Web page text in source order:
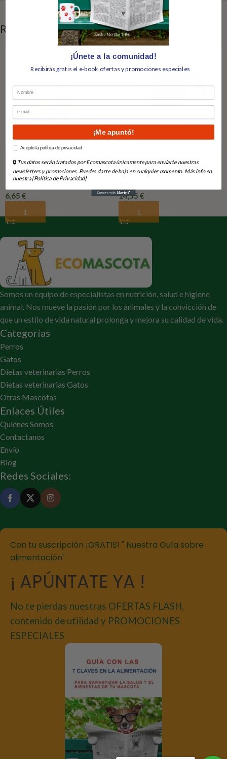
RELATED PRODUCTS
En Stock
6,65 €
Añadir Al Carrito
XS 3m
En Stock
14,55 €
Añadir Al Carrito
Somos un equipo de especialistas en nutrición, salud e higiene
animal. Nos mueve la pasión por los animales y la convicción de
que un estilo de vida natural prolonga y mejora su calidad de vida.
Categorías
Perros
Gatos
Dietas veterinarias Perros
Dietas veterinarias Gatos
Otras Mascotas
Enlaces Útiles
Quiénes Somos
Contactanos
Envío
Blog
Redes Sociales:
Con tu suscripción ¡GRATIS! " Nuestra Guía sobre
alimentación"
¡ APÚNTATE YA !
No te pierdas nuestras OFERTAS FLASH,
contenido de utilidad y PROMOCIONES
ESPECIALES
¡Únete a la comunidad!
Recibirás gratis el e-book,ofertas y promociones especiales
Nombre
Email
¡Me apuntó!
How would you like to hear from us?
Acepto la política de privacidad
🔒 Tus datos serán tratados por Ecomascota únicamente para enviarte nuestras
newsletters y promociones. Puedes darte de baja en cualquier momento. Más info en
nuestra [Política de Privacidad].